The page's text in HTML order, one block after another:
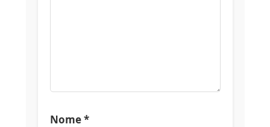
Nome*